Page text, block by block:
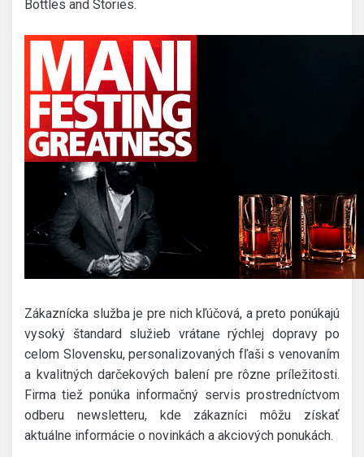
Bottles and Stories.
Zákaznícka služba je pre nich kľúčová, a preto ponúkajú
vysoký štandard služieb vrátane rýchlej dopravy po
celom Slovensku, personalizovaných fľaši s venovaním
a kvalitných darčekových balení pre rôzne príležitosti.
Firma tiež ponúka informačný servis prostredníctvom
odberu newsletteru, kde zákazníci môžu získať
aktuálne informácie o novinkách a akciových ponukách.